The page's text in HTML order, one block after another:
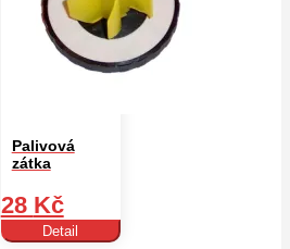
Palivová
zátka
28 Kč
Detail